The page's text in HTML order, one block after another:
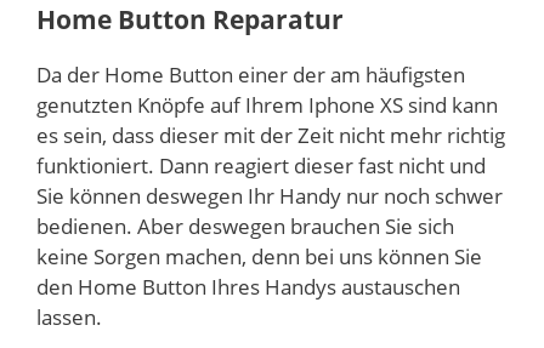
Home Button Reparatur
Da der Home Button einer der am häufigsten
genutzten Knöpfe auf Ihrem Iphone XS sind kann
es sein, dass dieser mit der Zeit nicht mehr richtig
funktioniert. Dann reagiert dieser fast nicht und
Sie können deswegen Ihr Handy nur noch schwer
bedienen. Aber deswegen brauchen Sie sich
keine Sorgen machen, denn bei uns können Sie
den Home Button Ihres Handys austauschen
lassen.